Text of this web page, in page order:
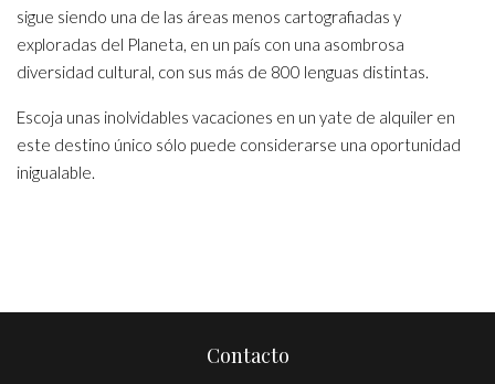
sigue siendo una de las áreas menos cartografiadas y
exploradas del Planeta, en un país con una asombrosa
diversidad cultural, con sus más de 800 lenguas distintas.
Escoja unas inolvidables vacaciones en un yate de alquiler en
este destino único sólo puede considerarse una oportunidad
inigualable.
Contacto